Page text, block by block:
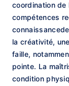
coordination de
compétences
la créativité,
faille,
pointe. La
condition